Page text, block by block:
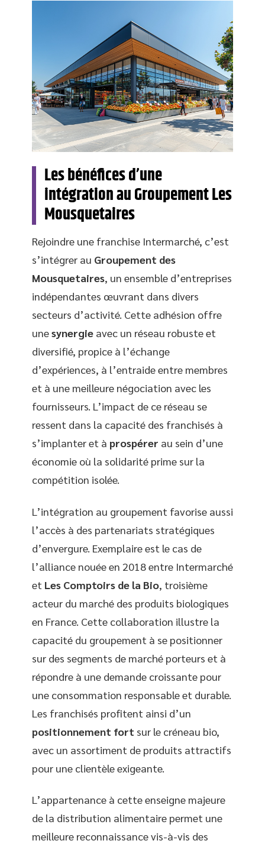
Les bénéfices d’une
intégration au Groupement Les
Mousquetaires
Rejoindre une franchise Intermarché, c’est
s’intégrer au Groupement des
Mousquetaires, un ensemble d’entreprises
indépendantes œuvrant dans divers
secteurs d’activité. Cette adhésion offre
unesynergie avec un réseau robuste et
diversifié, propice à l’échange
d’expériences, à l’entraide entre membres
et à une meilleure négociation avec les
fournisseurs. L’impact de ce réseau se
ressent dans la capacité des franchisés à
s’implanter et à prospérer au sein d’une
économie où la solidarité prime sur la
compétition isolée.
L’intégration au groupement favorise aussi
l’accès à des partenariats stratégiques
d’envergure. Exemplaire est le cas de
l’alliance nouée en 2018 entre Intermarché
et Les Comptoirs de la Bio, troisième
acteur du marché des produits biologiques
en France. Cette collaboration illustre la
capacité du groupement à se positionner
sur des segments de marché porteurs et à
répondre à une demande croissante pour
une consommation responsable et durable.
Les franchisés profitent ainsi d’un
positionnement fort sur le créneau bio,
avec un assortiment de produits attractifs
pour une clientèle exigeante.
L’appartenance à cette enseigne majeure
de la distribution alimentaire permet une
meilleure reconnaissance vis-à-vis des